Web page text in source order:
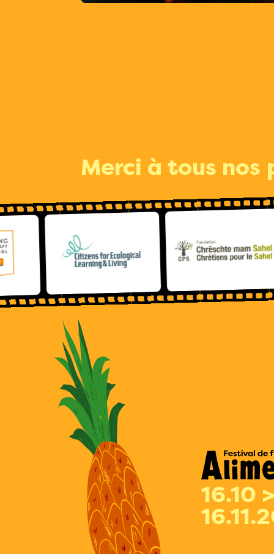
Merci à tous nos
16.10